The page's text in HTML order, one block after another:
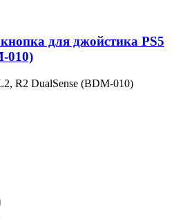
для джойстика PS5
010)
R2 DualSense (BDM-010)